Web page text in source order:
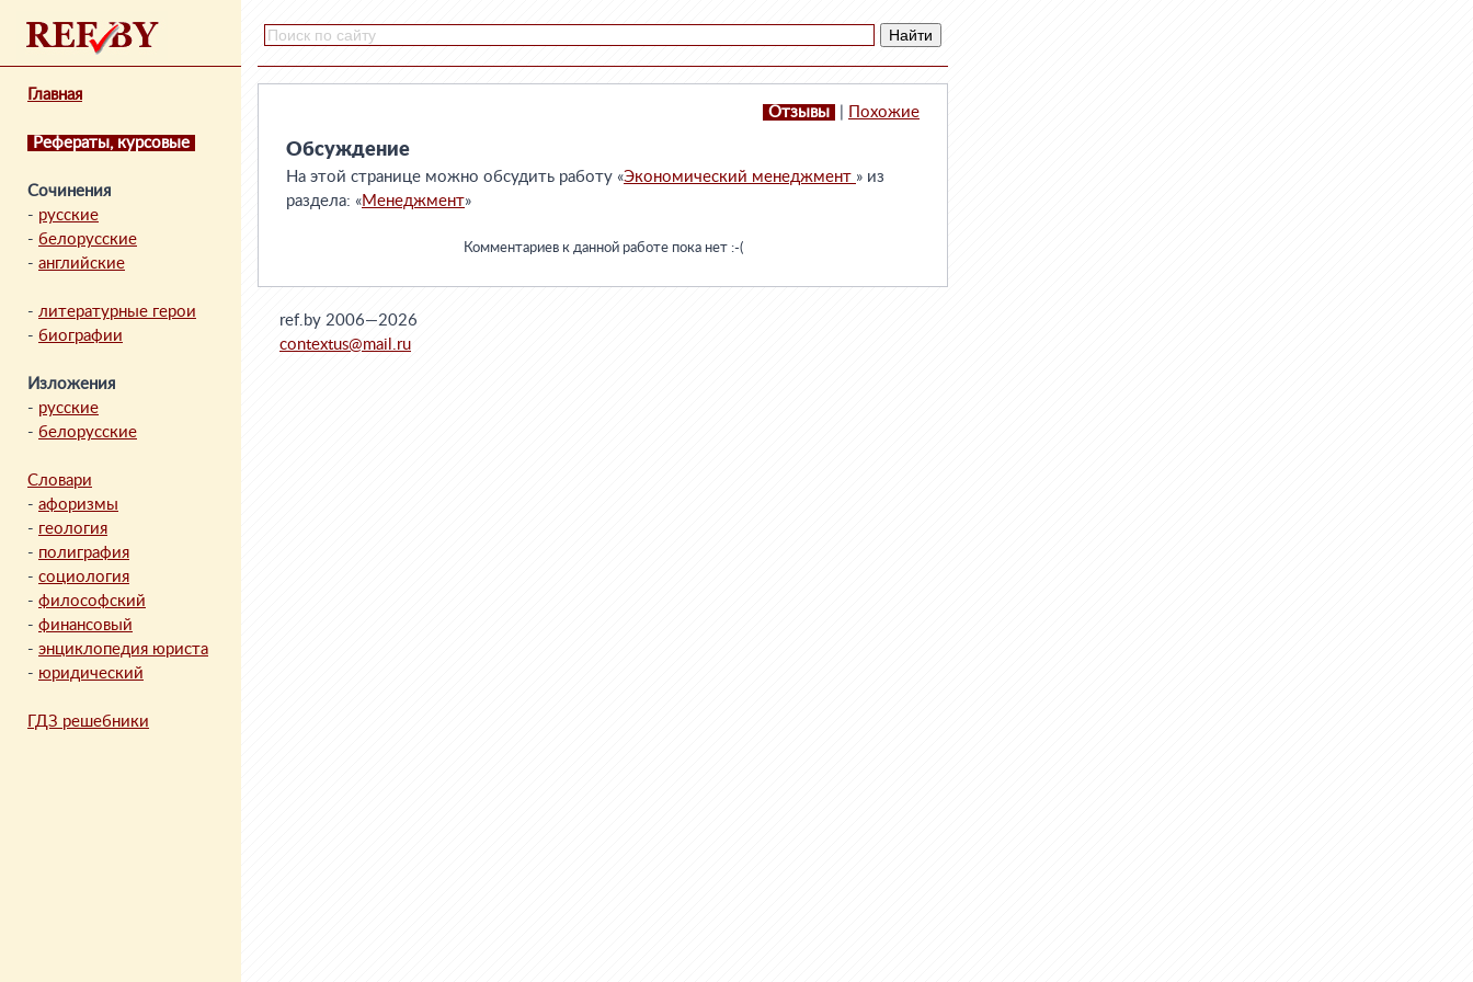
Главная
Рефераты, курсовые
Сочинения
- русские
- белорусские
- английские
- литературные герои
- биографии
Изложения
- русские
- белорусские
Словари
- афоризмы
- геология
- полиграфия
- социология
- философский
- финансовый
- энциклопедия юриста
- юридический
ГДЗ решебники
Отзывы Похожие
Обсуждение
На этой странице можно обсудить работу «Экономический менеджмент » из
раздела: «Менеджмент»
Комментариев к данной работе пока нет :-(
ref.by 2006—2026
contextus@mail.ru